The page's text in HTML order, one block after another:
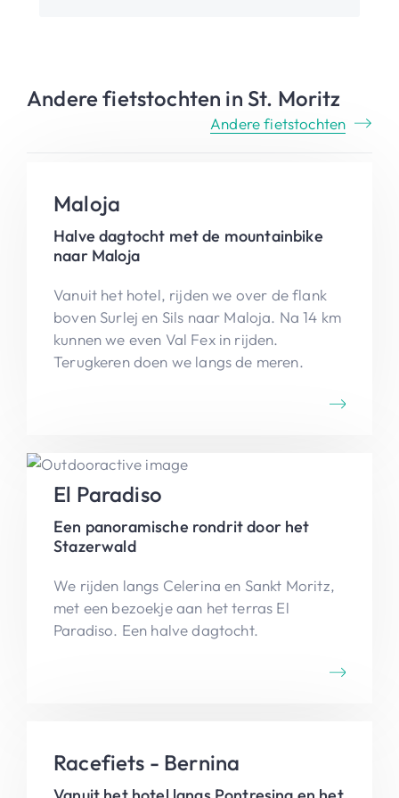
Andere fietstochten in St. Moritz
Andere fietstochten
Maloja
Halve dagtocht met de mountainbike
naar Maloja
Vanuit het hotel, rijden we over de flank
boven Surlej en Sils naar Maloja. Na 14 km
kunnen we even Val Fex in rijden.
Terugkeren doen we langs de meren.
El Paradiso
Een panoramische rondrit door het
Stazerwald
We rijden langs Celerina en Sankt Moritz,
met een bezoekje aan het terras El
Paradiso. Een halve dagtocht.
Racefiets - Bernina